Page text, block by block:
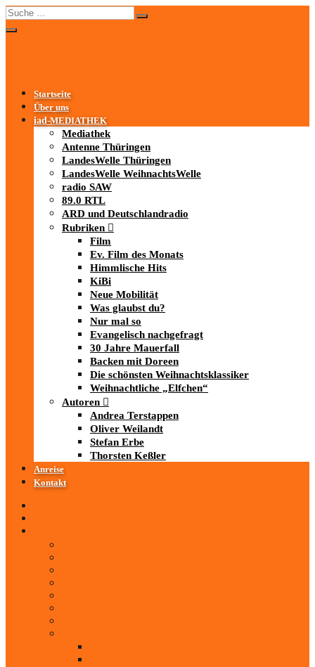
Startseite
Über uns
iad-MEDIATHEK
Mediathek
Antenne Thüringen
LandesWelle Thüringen
LandesWelle WeihnachtsWelle
radio SAW
89.0 RTL
ARD und Deutschlandradio
Rubriken
Film
Ev. Film des Monats
Himmlische Hits
KiBi
Neue Mobilität
Was glaubst du?
Nur mal so
Evangelisch nachgefragt
30 Jahre Mauerfall
Backen mit Doreen
Die schönsten Weihnachtsklassiker
Weihnachtliche „Elfchen“
Autoren
Andrea Terstappen
Oliver Weilandt
Stefan Erbe
Thorsten Keßler
Anreise
Kontakt